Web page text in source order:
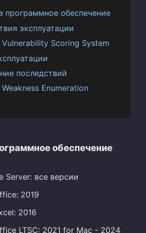
программное обеспечение
эксплуатации
Scoring System
последствий
Enumeration
обеспечение
Server: все версии
2019
2016
LTSC: 2021 for Mac - 2024